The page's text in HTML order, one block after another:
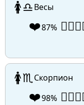
🚺♎Весы
❤️87%
🚺♏ Скорпион
❤️98%